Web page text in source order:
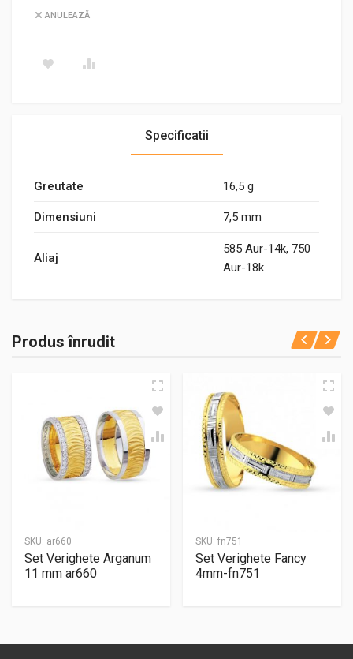
ANULEAZĂ
Specificatii
Greutate 16,5 g
Dimensiuni 7,5 mm
Aliaj
585 Aur-14k, 750
Aur-18k
Produs înrudit
SKU: ar660
Set Verighete Arganum
11 mm ar660
SKU: fn751
Set Verighete Fancy
4mm-fn751